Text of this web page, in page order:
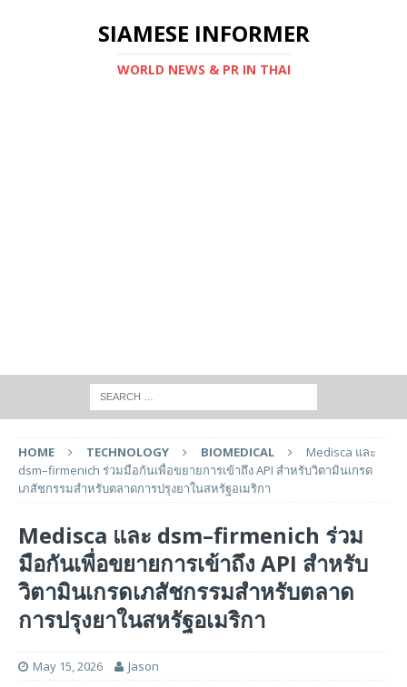
SIAMESE INFORMER
WORLD NEWS & PR IN THAI
HOME TECHNOLOGY BIOMEDICAL
Medisca และ
dsm–firmenich ร่วมมือกันเพื่อขยายการเข้าถึง API สำหรับวิตามินเกรด
เภสัชกรรมสำหรับตลาดการปรุงยาในสหรัฐอเมริกา
Medisca และ dsm–firmenich ร่วม
มือกันเพื่อขยายการเข้าถึง API สำหรับ
วิตามินเกรดเภสัชกรรมสำหรับตลาด
การปรุงยาในสหรัฐอเมริกา
May 15, 2026 Jason